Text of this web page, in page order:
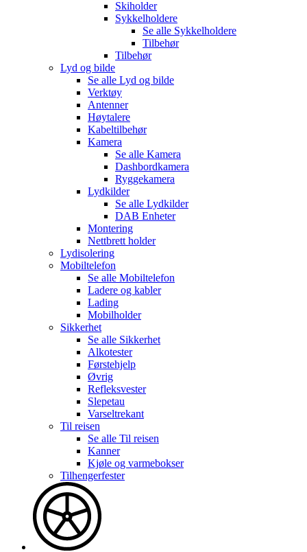
Skiholder
Sykkelholdere
Se alle Sykkelholdere
Tilbehør
Tilbehør
Lyd og bilde
Se alle Lyd og bilde
Verktøy
Antenner
Høytalere
Kabeltilbehør
Kamera
Se alle Kamera
Dashbordkamera
Ryggekamera
Lydkilder
Se alle Lydkilder
DAB Enheter
Montering
Nettbrett holder
Lydisolering
Mobiltelefon
Se alle Mobiltelefon
Ladere og kabler
Lading
Mobilholder
Sikkerhet
Se alle Sikkerhet
Alkotester
Førstehjelp
Øvrig
Refleksvester
Slepetau
Varseltrekant
Til reisen
Se alle Til reisen
Kanner
Kjøle og varmebokser
Tilhengerfester